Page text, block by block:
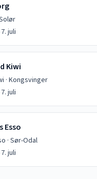
7. juli
Kiwi
· Kongsvinger
7. juli
Esso
· Sør-Odal
7. juli